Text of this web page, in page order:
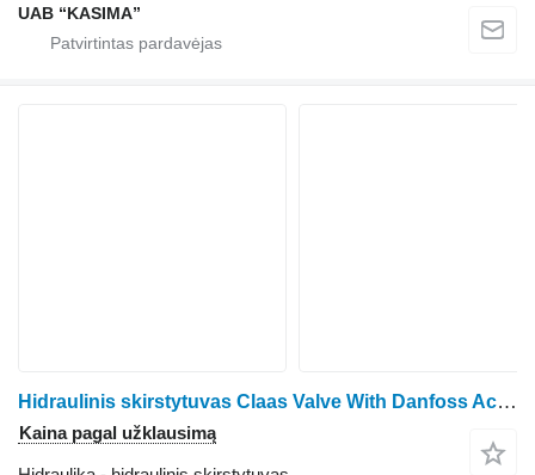
UAB “KASIMA”
Hidraulinis skirstytuvas Claas Valve With Danfoss Actuator 0021566291 C21566292 11096896 HR14211B 11093367 2311E068324 ratinio traktoriaus Claas Arion 530
Kaina pagal užklausimą